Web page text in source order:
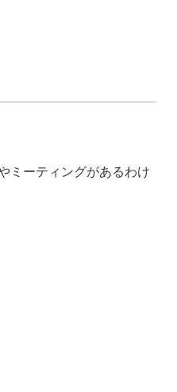
ミーティングがあるわけ